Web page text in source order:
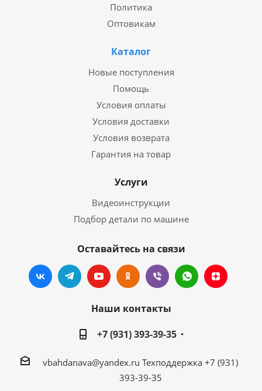
Политика
Оптовикам
Каталог
Новые поступления
Помощь
Условия оплаты
Условия доставки
Условия возврата
Гарантия на товар
Услуги
Видеоинструкции
Подбор детали по машине
Оставайтесь на связи
Наши контакты
+7 (931) 393-39-35
vbahdanava@yandex.ru Техподдержка +7 (931)
393-39-35